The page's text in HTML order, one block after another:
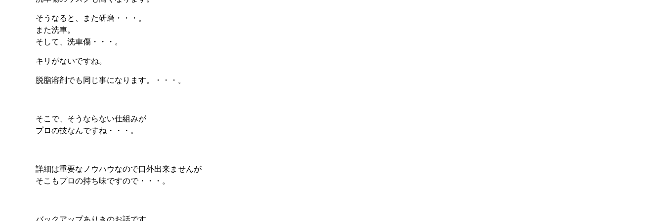
そうなると、また研磨・・・。
また洗車。
そして、洗車傷・・・。
キリがないですね。
脱脂溶剤でも同じ事になります。・・・。
そこで、そうならない仕組みが
プロの技なんですね・・・。
詳細は重要なノウハウなので口外出来ませんが
そこもプロの持ち味ですので・・・。